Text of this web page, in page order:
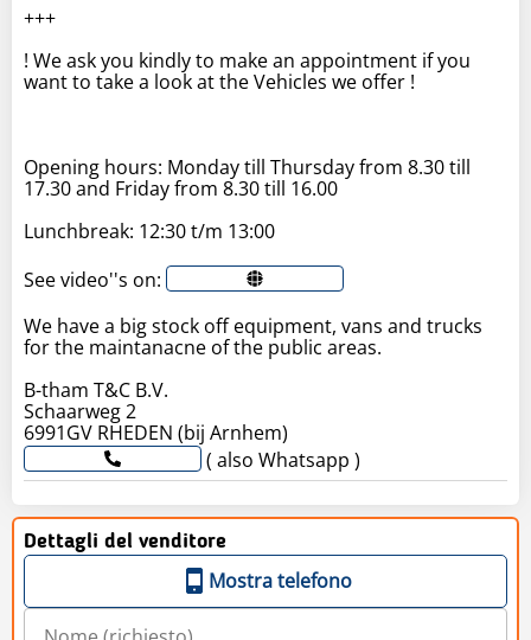
+++
! We ask you kindly to make an appointment if you
want to take a look at the Vehicles we offer !
Opening hours: Monday till Thursday from 8.30 till
17.30 and Friday from 8.30 till 16.00
Lunchbreak: 12:30 t/m 13:00
See video''s on:
We have a big stock off equipment, vans and trucks
for the maintanacne of the public areas.
B-tham T&C B.V.
Schaarweg 2
( also Whatsapp )
Dettagli del venditore
Mostra telefono